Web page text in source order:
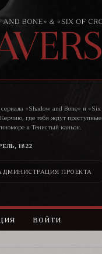
«Shadow and Bone» и «Six
где тебя ждут преступные
и Тенистый каньон.
войну, и никто не
1822
ПРОЕКТА
ВОЙТИ